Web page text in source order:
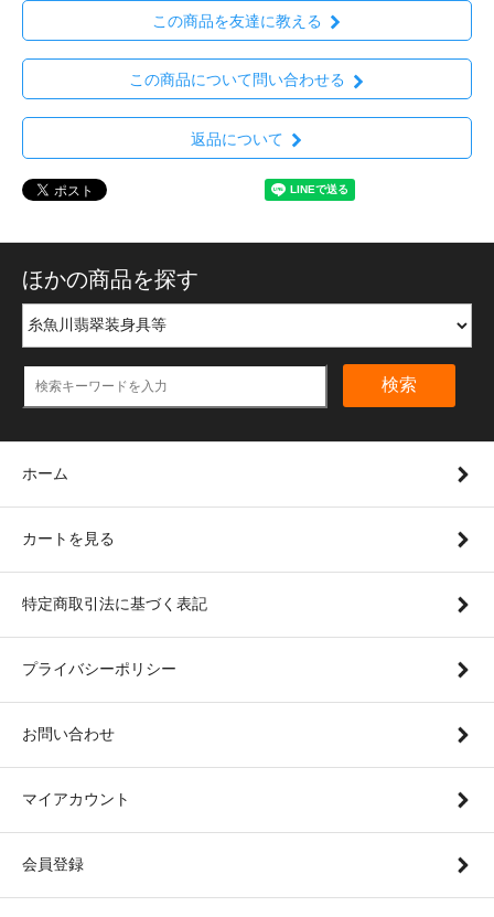
この商品を友達に教える
この商品について問い合わせる
返品について
ほかの商品を探す
検索
ホーム
カートを見る
特定商取引法に基づく表記
プライバシーポリシー
お問い合わせ
マイアカウント
会員登録